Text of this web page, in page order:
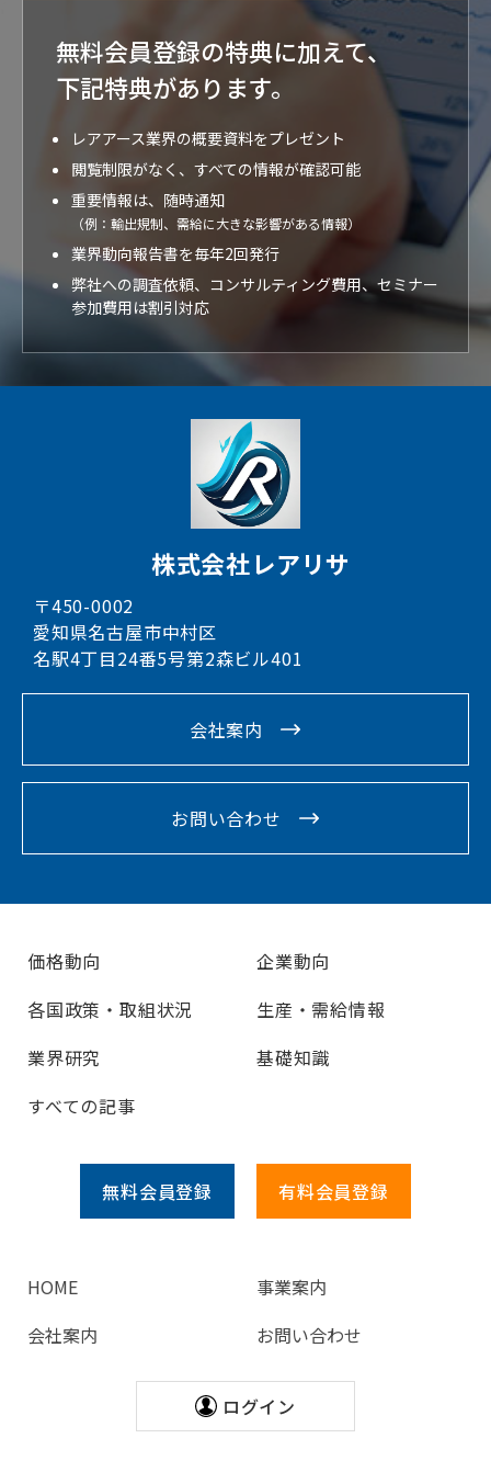
無料会員登録の特典に加えて、
下記特典があります。
レアアース業界の概要資料をプレゼント
閲覧制限がなく、すべての情報が確認可能
重要情報は、随時通知
（例：輸出規制、需給に大きな影響がある情報）
業界動向報告書を毎年2回発行
弊社への調査依頼、コンサルティング費用、セミナー
参加費用は割引対応
株式会社レアリサ
〒450-0002
愛知県名古屋市中村区
名駅4丁目24番5号第2森ビル401
会社案内
お問い合わせ
価格動向
企業動向
各国政策・取組状況
生産・需給情報
業界研究
基礎知識
すべての記事
無料会員登録 有料会員登録
HOME
事業案内
会社案内
お問い合わせ
ログイン